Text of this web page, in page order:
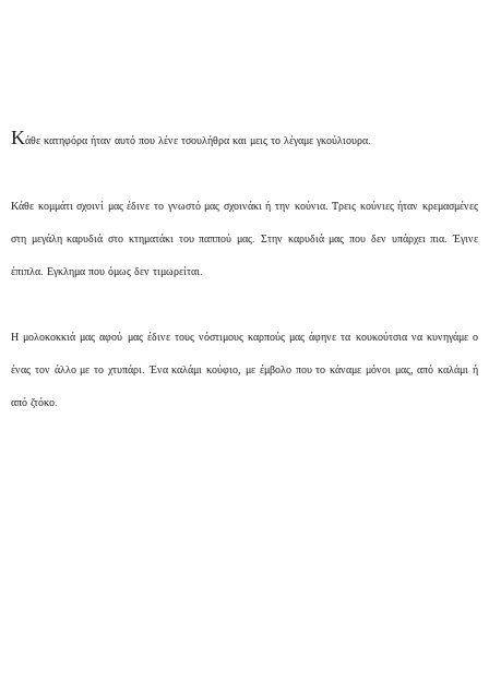
Κάθε κατηφόρα ήταν αυτό που λένε τσουλήθρα και μεις το λέγαμε γκούλιουρα.
Κάθε κομμάτι σχοινί μας έδινε το γνωστό μας σχοινάκι ή την κούνια. Τρεις κούνιες ήταν κρεμασμένες
στη μεγάλη καρυδιά στο κτηματάκι του παππού μας. Στην καρυδιά μας που δεν υπάρχει πια. Έγινε
έπιπλα. Εγκλημα που όμως δεν τιμωρείται.
Η μολοκοκκιά μας αφού μας έδινε τους νόστιμους καρπούς μας άφηνε τα κουκούτσια να κυνηγάμε ο
ένας τον άλλο με το χτυπάρι. Ένα καλάμι κούφιο, με έμβολο που το κάναμε μόνοι μας, από καλάμι ή
από ζτόκο.